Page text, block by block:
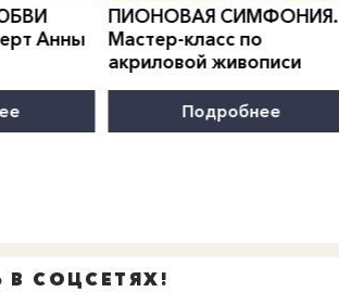
Анны
ПИОНОВАЯ СИМФОНИЯ.
Мастер-класс по
акриловой живописи
Подробнее
В СОЦСЕТЯХ!